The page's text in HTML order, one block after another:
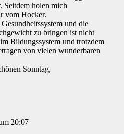
Seitdem holen mich
vom Hocker.
und die
zu bringen ist nicht
Bildungssystem und trotzdem
von vielen wunderbaren
Sonntag,
20:07